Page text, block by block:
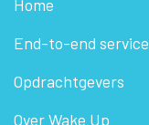
Home
End-to-end service
Opdrachtgevers
Over Wake Up